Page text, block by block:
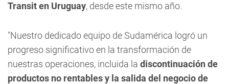
Transit en Uruguay, desde este mismo año.
"Nuestro dedicado equipo de Sudamérica logró un
progreso significativo en la transformación de
nuestras operaciones, incluida la discontinuación de
productos no rentables y la salida del negocio de